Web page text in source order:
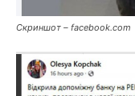
Скриншот – facebook.com